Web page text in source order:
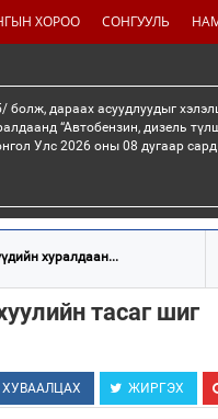
ХОРОО СОНГУУЛЬ
дараах асуудлуудыг
“Автобензин, дизель
Улс 2026 оны 08 дугаар сард
хуралдаан...
тасаг шиг
ХУВААЛЦАХ ЖИРГЭХ